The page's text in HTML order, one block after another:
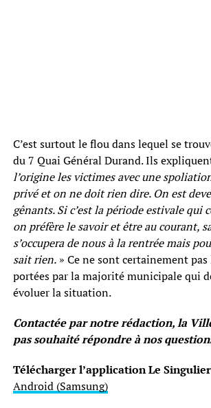
C’est surtout le flou dans lequel se
du 7 Quai Général Durand. Ils
l’origine les victimes avec une
privé et on ne doit rien dire. On est
gênants. Si c’est la période estivale qui
on préfère le savoir et être au courant,
s’occupera de nous à la rentrée mais
sait rien.» Ce ne sont certainement
portées par la majorité municipale qui
évoluer la situation.
Contactée par notre rédaction, la
pas souhaité répondre à nos
Télécharger l’application Le
Android (Samsung)